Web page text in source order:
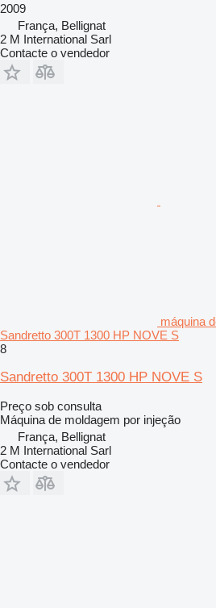
2009
França, Bellignat
2 M International Sarl
Contacte o vendedor
máquina
Sandretto 300T 1300 HP NOVE S
8
Sandretto 300T 1300 HP NOVE S
Preço sob consulta
Máquina de moldagem por injeção
França, Bellignat
2 M International Sarl
Contacte o vendedor